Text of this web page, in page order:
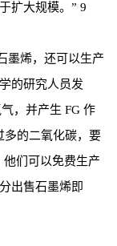
扩大规模。” 9
墨烯，还可以生产
的研究人员发
，并产生 FG 作
多的二氧化碳，要
他们可以免费生产
出售石墨烯即